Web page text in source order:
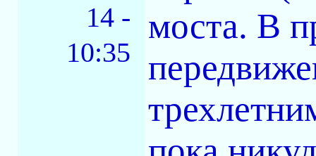
14 -
10:35
моста. В